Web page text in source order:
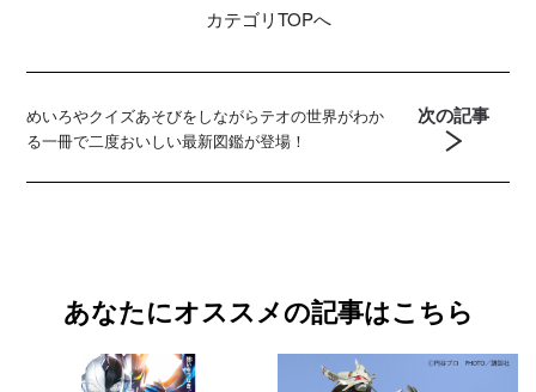
カテゴリTOPへ
めいろやクイズあそびをしながらテオの世界がわか
る一冊で二度おいしい最新図鑑が登場！
次の記事
あなたにオススメの記事はこちら